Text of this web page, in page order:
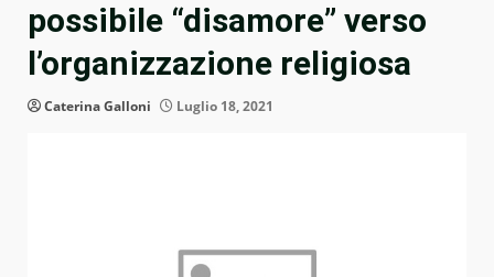
possibile “disamore” verso
l’organizzazione religiosa
Caterina Galloni Luglio 18, 2021